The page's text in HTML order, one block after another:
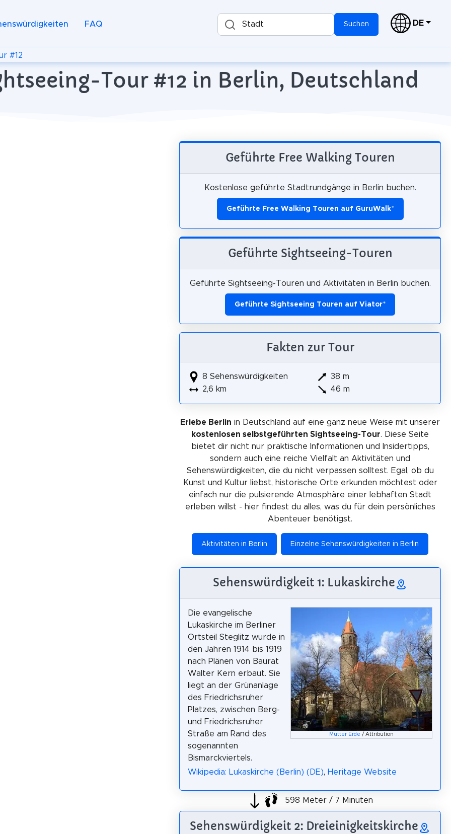
FAQ Stadt Suchen DE
#12
Tour #12 in Berlin, Deutschland
Geführte Free Walking Touren
Kostenlose geführte Stadtrundgänge in Berlin buchen.
Geführte Free Walking Touren auf GuruWalk*
Geführte Sightseeing-Touren
Geführte Sightseeing-Touren und Aktivitäten in Berlin buchen.
Geführte Sightseeing Touren auf Viator*
Fakten zur Tour
8 Sehenswürdigkeiten
2,6 km
38 m
46 m
Erlebe Berlin in Deutschland auf eine ganz neue Weise mit unserer
kostenlosen selbstgeführten Sightseeing-Tour. Diese Seite
bietet dir nicht nur praktische Informationen und Insidertipps,
sondern auch eine reiche Vielfalt an Aktivitäten und
Sehenswürdigkeiten, die du nicht verpassen solltest. Egal, ob du
Kunst und Kultur liebst, historische Orte erkunden möchtest oder
einfach nur die pulsierende Atmosphäre einer lebhaften Stadt
erleben willst - hier findest du alles, was du für dein persönliches
Abenteuer benötigst.
Aktivitäten in Berlin Einzelne Sehenswürdigkeiten in Berlin
Sehenswürdigkeit 1: Lukaskirche
Mutter Erde / Attribution
Die evangelische
Lukaskirche im Berliner
Ortsteil Steglitz wurde in
den Jahren 1914 bis 1919
nach Plänen von Baurat
Walter Kern erbaut. Sie
liegt an der Grünanlage
des Friedrichsruher
Platzes, zwischen Berg-
und Friedrichsruher
Straße am Rand des
sogenannten
Bismarckviertels.
Wikipedia: Lukaskirche (Berlin) (DE), Heritage Website
598 Meter / 7 Minuten
Sehenswürdigkeit 2: Dreieinigkeitskirche